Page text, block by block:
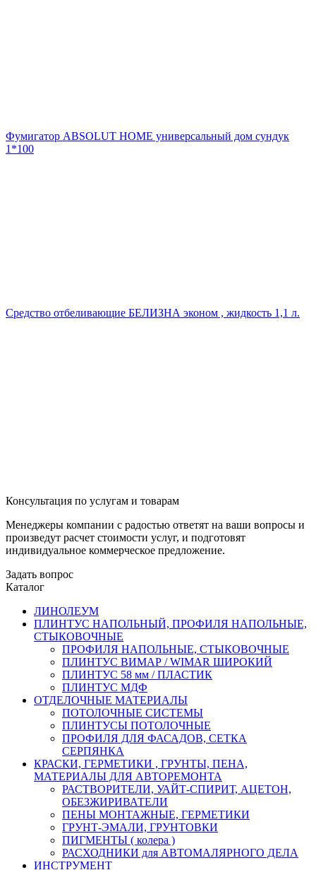
Фумигатор ABSOLUT HOME универсальный дом сундук
1*100
Средство отбеливающие БЕЛИЗНА эконом , жидкость 1,1 л.
Консультация по услугам и товарам
Менеджеры компании с радостью ответят на ваши вопросы и
произведут расчет стоимости услуг, и подготовят
индивидуальное коммерческое предложение.
Задать вопрос
Каталог
ЛИНОЛЕУМ
ПЛИНТУС НАПОЛЬНЫЙ, ПРОФИЛЯ НАПОЛЬНЫЕ,
СТЫКОВОЧНЫЕ
ПРОФИЛЯ НАПОЛЬНЫЕ, СТЫКОВОЧНЫЕ
ПЛИНТУС ВИМАР / WIMAR ШИРОКИЙ
ПЛИНТУС 58 мм / ПЛАСТИК
ПЛИНТУС МДФ
ОТДЕЛОЧНЫЕ МАТЕРИАЛЫ
ПОТОЛОЧНЫЕ СИСТЕМЫ
ПЛИНТУСЫ ПОТОЛОЧНЫЕ
ПРОФИЛЯ ДЛЯ ФАСАДОВ, СЕТКА
СЕРПЯНКА
КРАСКИ, ГЕРМЕТИКИ , ГРУНТЫ, ПЕНА,
МАТЕРИАЛЫ ДЛЯ АВТОРЕМОНТА
РАСТВОРИТЕЛИ, УАЙТ-СПИРИТ, АЦЕТОН,
ОБЕЗЖИРИВАТЕЛИ
ПЕНЫ МОНТАЖНЫЕ, ГЕРМЕТИКИ
ГРУНТ-ЭМАЛИ, ГРУНТОВКИ
ПИГМЕНТЫ ( колера )
РАСХОДНИКИ для АВТОМАЛЯРНОГО ДЕЛА
ИНСТРУМЕНТ